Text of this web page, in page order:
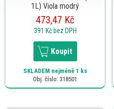
1L) Viola modrý
473,47 Kč
391 Kč bez DPH
Koupit
SKLADEM nejméně 1 ks
Obj. číslo: 318501